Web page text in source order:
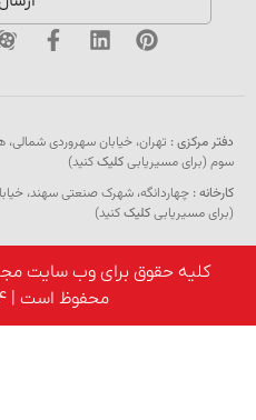
:
مسیریابیکلیککنید)
کلیککنید)
حقوق برای وب سایت مجتمع
محفوظ است | 1404 – 1395 ©